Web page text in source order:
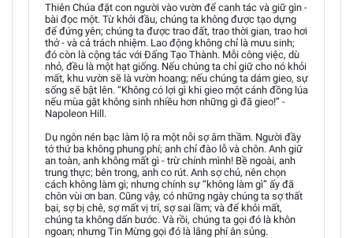
Thiên Chúa đặt con người vào vườn để canh tác và giữ gìn -
bài đọc một. Từ khởi đầu, chúng ta không được tạo dựng
để đứng yên; chúng ta được trao đất, trao thời gian, trao hơi
thở - và cả trách nhiệm. Lao động không chỉ là mưu sinh;
đó còn là cộng tác với Đấng Tạo Thành. Mỗi công việc, dù
nhỏ, đều là một hạt giống. Nếu chúng ta chỉ giữ cho nó khỏi
mất, khu vườn sẽ là vườn hoang; nếu chúng ta dám gieo, sự
sống sẽ bật lên. “Không có lợi gì khi gieo một cánh đồng lúa
nếu mùa gặt không sinh nhiều hơn những gì đã gieo!” -
Napoleon Hill.
Dụ ngôn nén bạc làm lộ ra một nỗi sợ âm thầm. Người đầy
tớ thứ ba không phung phí; anh chỉ đào lỗ và chôn. Anh giữ
an toàn, anh không mất gì - trừ chính mình! Bề ngoài, anh
trung thực; bên trong, anh co rút. Anh sợ chủ, nên chọn
cách không làm gì; nhưng chính sự “không làm gì” ấy đã
chôn vùi ơn ban. Cũng vậy, có những ngày chúng ta sợ thất
bại, sợ bị chê, sợ mất vị trí, sợ sai lầm; và để khỏi mất,
chúng ta không dấn bước. Và rồi, chúng ta gọi đó là khôn
ngoan; nhưng Tin Mừng gọi đó là lãng phí ân sủng.